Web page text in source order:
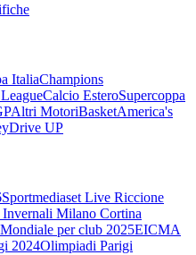
ItaliaChampions
Calcio EsteroSupercoppa
Altri MotoriBasketAmerica's
Drive UP
Sportmediaset Live Riccione
Milano Cortina
Mondiale per club 2025EICMA
2024Olimpiadi Parigi